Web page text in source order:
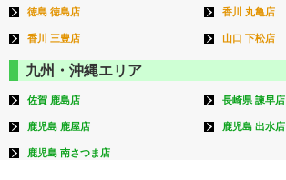
徳島 徳島店 香川 丸亀店
香川 三豊店 山口 下松店
九州・沖縄エリア
佐賀 鹿島店 長崎県 諫早店
鹿児島 鹿屋店 鹿児島 出水店
鹿児島 南さつま店